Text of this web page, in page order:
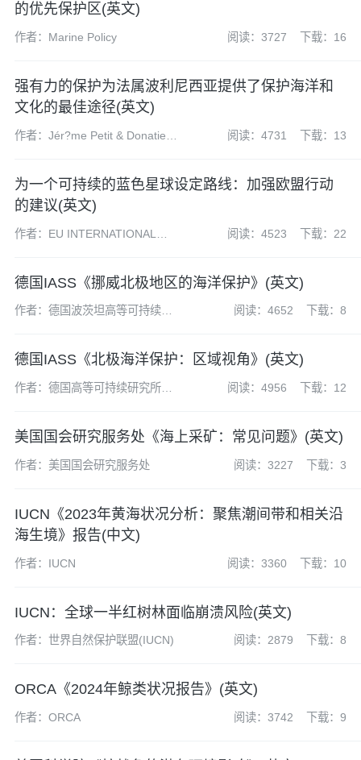
的优先保护区(英文)
作者：Marine Policy 阅读：3727 下载：16
强有力的保护为法属波利尼西亚提供了保护海洋和
文化的最佳途径(英文)
作者：Jér?me Petit & Donatien
阅读：4731 下载：13
为一个可持续的蓝色星球设定路线：加强欧盟行动
的建议(英文)
作者：EU INTERNATIONAL
阅读：4523 下载：22
德国IASS《挪威北极地区的海洋保护》(英文)
作者：德国波茨坦高等可持续研
阅读：4652 下载：8
德国IASS《北极海洋保护：区域视角》(英文)
作者：德国高等可持续研究所
阅读：4956 下载：12
美国国会研究服务处《海上采矿：常见问题》(英文)
作者：美国国会研究服务处 阅读：3227 下载：3
IUCN《2023年黄海状况分析：聚焦潮间带和相关沿
海生境》报告(中文)
作者：IUCN 阅读：3360 下载：10
IUCN：全球一半红树林面临崩溃风险(英文)
作者：世界自然保护联盟(IUCN) 阅读：2879 下载：8
ORCA《2024年鲸类状况报告》(英文)
作者：ORCA 阅读：3742 下载：9